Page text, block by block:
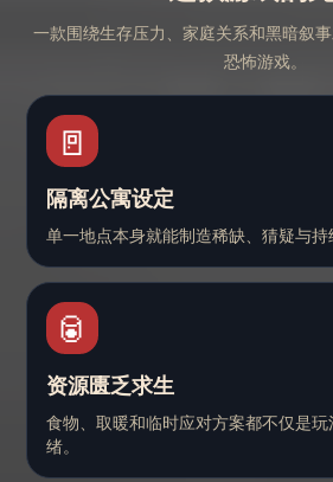
一款围绕生存压力、家庭关系和黑暗叙
恐怖游戏。
🚪
隔离公寓设定
单一地点本身就能制造稀缺、猜疑与持
🥫
资源匮乏求生
食物、取暖和临时应对方案都不仅是
绪。